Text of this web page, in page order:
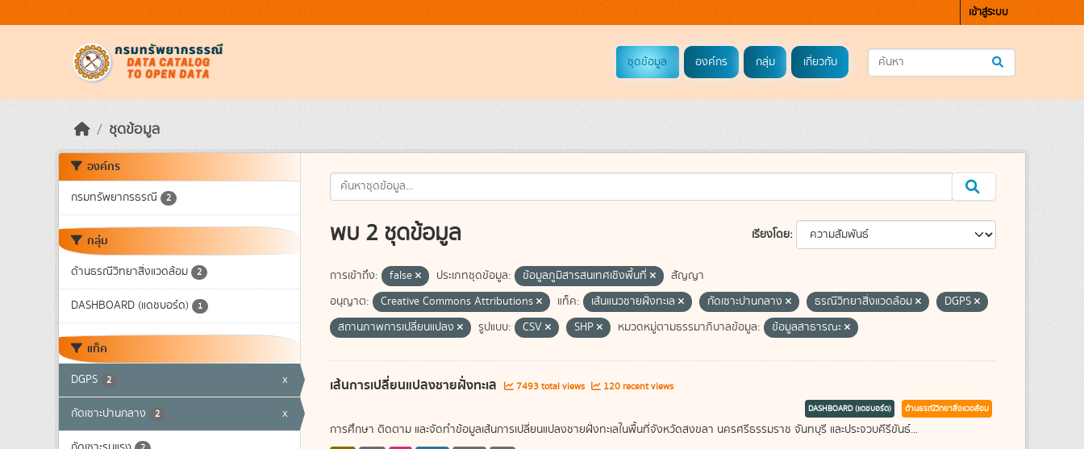
เข้าสู่ระบบ
ชุดข้อมูล องค์กร กลุ่ม เกี่ยวกับ
ชุดข้อมูล
องค์กร
กรมทรัพยากรธรณี 2
กลุ่ม
ด้านธรณีวิทยาสิ่งแวดล้อม 2
DASHBOARD (แดชบอร์ด) 1
แท็ค
DGPS 2 x
กัดเซาะปานกลาง 2 x
เรียงโดย
พบ 2 ชุดข้อมูล
การเข้าถึง: false ประเภทชุดข้อมูล: ข้อมูลภูมิสารสนเทศเชิงพื้นที่
สัญญา
อนุญาต:
Creative Commons Attributions แท็ค: เส้นแนวชายฝั่งทะเล กัดเซาะปานกลาง ธรณีวิทยาสิ่งแวดล้อม
DGPS
สถานภาพการเปลี่ยนแปลง
รูปแบบ: CSV SHP หมวดหมู่ตามธรรมาภิบาลข้อมูล: ข้อมูลสาธารณะ
เส้นการเปลี่ยนแปลงชายฝั่งทะเล 7493 total views 120 recent views
DASHBOARD (แดชบอร์ด) ด้านธรณีวิทยาสิ่งแวดล้อม
การศึกษา ติดตาม และจัดทำข้อมูลเส้นการเปลี่ยนแปลงชายฝั่งทะเลในพื้นที่จังหวัดสงขลา นครศรีธรรมราช จันทบุรี และประจวบคีรีขันธ์...